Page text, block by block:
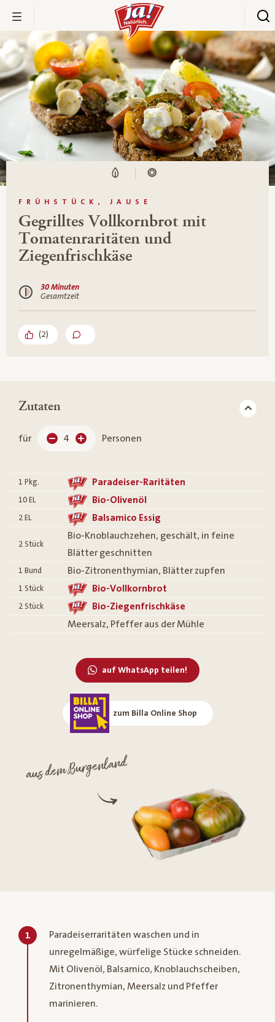
FRÜHSTÜCK, JAUSE
Gegrilltes Vollkornbrot mit
Tomatenraritäten und
Ziegenfrischkäse
30 Minuten
Gesamtzeit
(2)
Zutaten
für 4 Personen
1 Pkg. Paradeiser-Raritäten
10 EL Bio-Olivenöl
2 EL Balsamico Essig
2 Stück
Bio-Knoblauchzehen, geschält, in feine
Blätter geschnitten
1 Bund Bio-Zitronenthymian, Blätter zupfen
1 Stück Bio-Vollkornbrot
2 Stück
Bio-Ziegenfrischkäse
Meersalz, Pfeffer aus der Mühle
auf WhatsApp teilen!
zum Billa Online Shop
aus dem Burgenland
1
Paradeiserraritäten waschen und in
unregelmäßige, würfelige Stücke schneiden.
Mit Olivenöl, Balsamico, Knoblauchscheiben,
Zitronenthymian, Meersalz und Pfeffer
marinieren.